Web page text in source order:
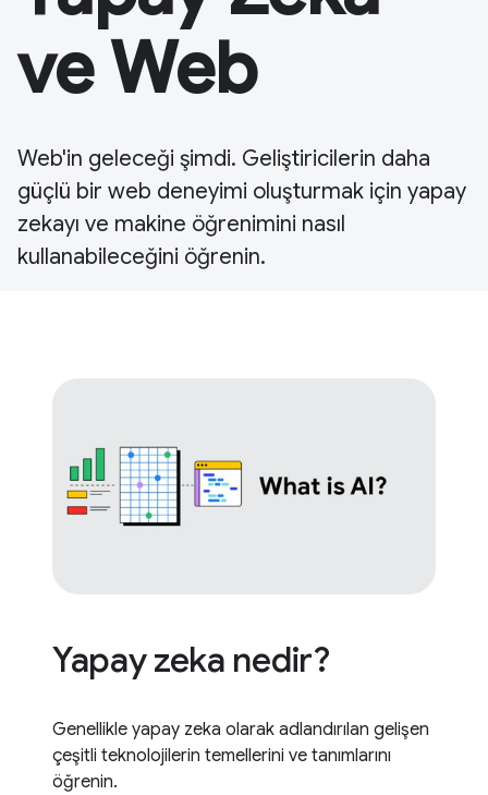
ve Web
Web'in geleceği şimdi. Geliştiricilerin daha
güçlü bir web deneyimi oluşturmak için yapay
zekayı ve makine öğrenimini nasıl
kullanabileceğini öğrenin.
Yapay zeka nedir?
Genellikle yapay zeka olarak adlandırılan gelişen
çeşitli teknolojilerin temellerini ve tanımlarını
öğrenin.